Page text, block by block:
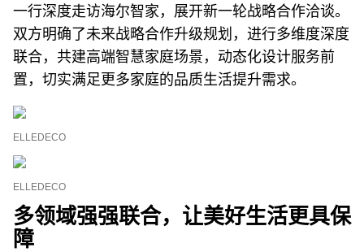
一行深度走访海尔智家，展开新一轮战略合作洽谈。
双方明确了未来战略合作升级规划，进行多维度深度
联合，共建高端智慧家庭场景，动态化设计服务前
置，切实满足更多家庭的品质生活提升需求。
ELLEDECO
ELLEDECO
多领域强强联合，让美好生活更具保
障